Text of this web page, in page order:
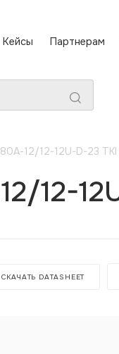
Кейсы Партнерам
12/12-12U-D-23 TKI
12-
СКАЧАТЬ DATASHEET